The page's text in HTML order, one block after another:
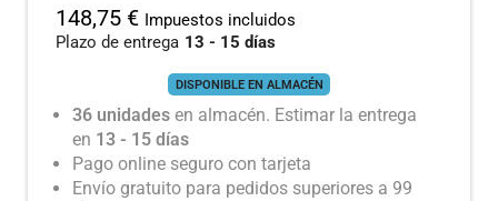
148,75 € Impuestos incluidos
Plazo de entrega 13 - 15 días
DISPONIBLE EN ALMACÉN
36 unidades en almacén. Estimar la entrega
en 13 - 15 días
Pago online seguro con tarjeta
Envío gratuito para pedidos superiores a 99